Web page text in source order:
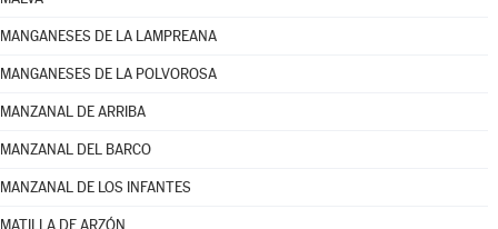
MANGANESES DE LA LAMPREANA
MANGANESES DE LA POLVOROSA
MANZANAL DE ARRIBA
MANZANAL DEL BARCO
MANZANAL DE LOS INFANTES
MATILLA DE ARZÓN